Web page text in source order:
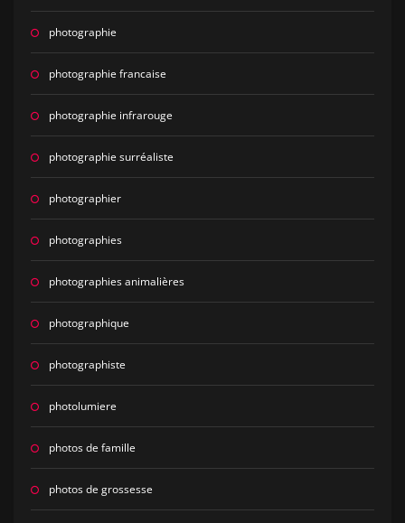
photographie
photographie francaise
photographie infrarouge
photographie surréaliste
photographier
photographies
photographies animalières
photographique
photographiste
photolumiere
photos de famille
photos de grossesse